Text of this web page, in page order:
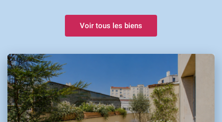
Voir tous les biens